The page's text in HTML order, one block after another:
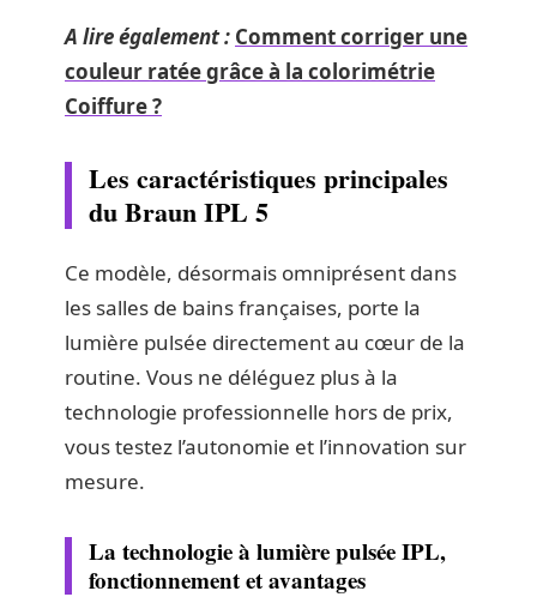
A lire également : Comment corriger une
couleur ratée grâce à la colorimétrie
Coiffure ?
Les caractéristiques principales
du Braun IPL 5
Ce modèle, désormais omniprésent dans
les salles de bains françaises, porte la
lumière pulsée directement au cœur de la
routine. Vous ne déléguez plus à la
technologie professionnelle hors de prix,
vous testez l’autonomie et l’innovation sur
mesure.
La technologie à lumière pulsée IPL,
fonctionnement et avantages